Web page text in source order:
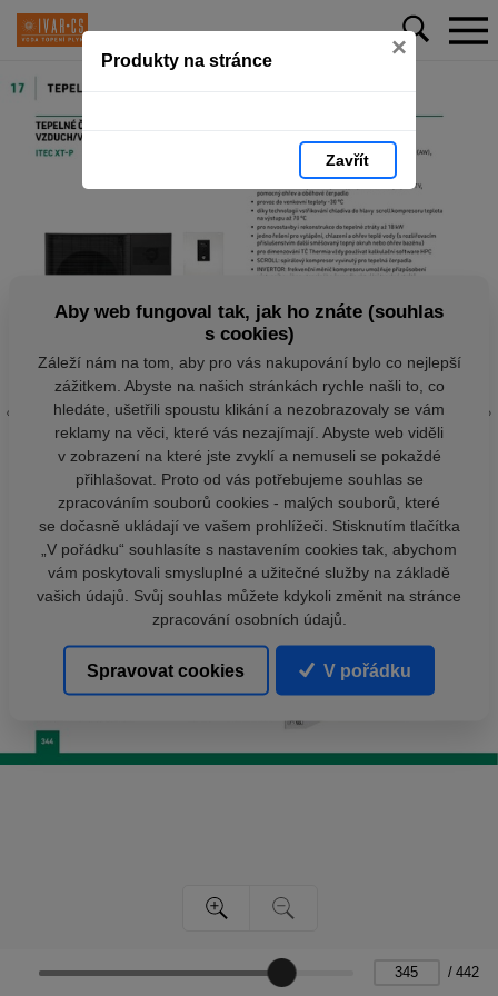
Produkty na stránce ×
Zavřít
/ 442
Aby web fungoval tak, jak ho znáte (souhlas
s cookies)
Záleží nám na tom, aby pro vás nakupování bylo co nejlepší
zážitkem. Abyste na našich stránkách rychle našli to, co
hledáte, ušetřili spoustu klikání a nezobrazovaly se vám
reklamy na věci, které vás nezajímají. Abyste web viděli
v zobrazení na které jste zvyklí a nemuseli se pokaždé
přihlašovat. Proto od vás potřebujeme souhlas se
zpracováním souborů cookies - malých souborů, které
se dočasně ukládají ve vašem prohlížeči. Stisknutím tlačítka
„V pořádku“ souhlasíte s nastavením cookies tak, abychom
vám poskytovali smysluplné a užitečné služby na základě
vašich údajů. Svůj souhlas můžete kdykoli změnit na stránce
zpracování osobních údajů.
Spravovat cookies V pořádku